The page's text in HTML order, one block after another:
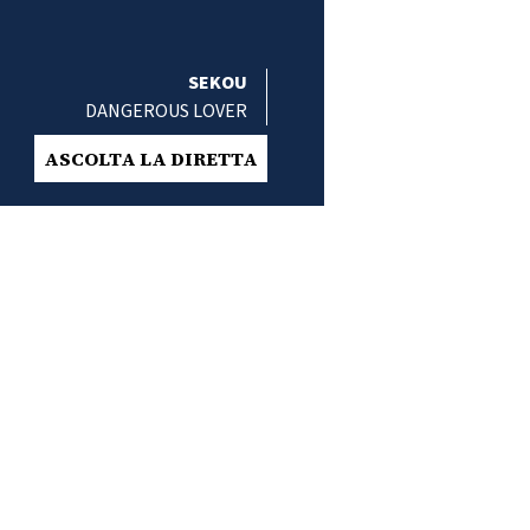
SEKOU
DANGEROUS LOVER
ASCOLTA LA DIRETTA